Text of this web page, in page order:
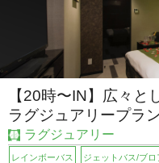
【20時〜IN】広々と
ラグジュアリープラ
ラグジュアリー
レインボーバス ジェットバス/ブロ